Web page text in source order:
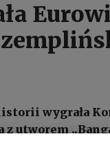
wygrała
z utworem
12. miejsce,